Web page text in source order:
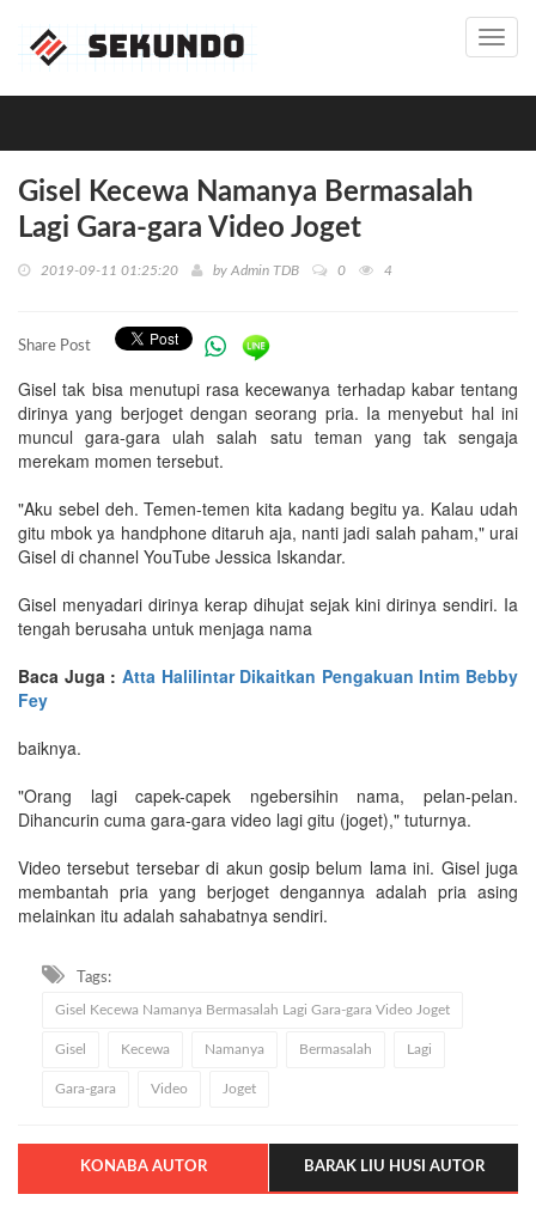
Gisel Kecewa Namanya Bermasalah
Lagi Gara-gara Video Joget
2019-09-11 01:25:20 by Admin TDB 0 4
Share Post
Gisel tak bisa menutupi rasa kecewanya terhadap kabar tentang
dirinya yang berjoget dengan seorang pria. Ia menyebut hal ini
muncul gara-gara ulah salah satu teman yang tak sengaja
merekam momen tersebut.
"Aku sebel deh. Temen-temen kita kadang begitu ya. Kalau udah
gitu mbok ya handphone ditaruh aja, nanti jadi salah paham," urai
Gisel di channel YouTube Jessica Iskandar.
Gisel menyadari dirinya kerap dihujat sejak kini dirinya sendiri. Ia
tengah berusaha untuk menjaga nama
Baca Juga : Atta Halilintar Dikaitkan Pengakuan Intim Bebby
Fey
baiknya.
"Orang lagi capek-capek ngebersihin nama, pelan-pelan.
Dihancurin cuma gara-gara video lagi gitu (joget)," tuturnya.
Video tersebut tersebar di akun gosip belum lama ini. Gisel juga
membantah pria yang berjoget dengannya adalah pria asing
melainkan itu adalah sahabatnya sendiri.
Tags:
Gisel Kecewa Namanya Bermasalah Lagi Gara-gara Video Joget
Gisel Kecewa Namanya Bermasalah Lagi
Gara-gara Video Joget
KONABA AUTOR BARAK LIU HUSI AUTOR